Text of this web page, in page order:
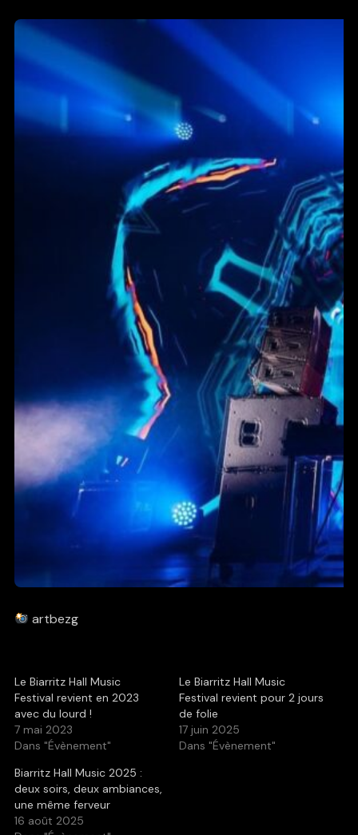
artbezg
Le Biarritz Hall Music
Festival revient en 2023
avec du lourd !
7 mai 2023
Dans "Évènement"
Le Biarritz Hall Music
Festival revient pour 2 jours
de folie
17 juin 2025
Dans "Évènement"
Biarritz Hall Music 2025 :
deux soirs, deux ambiances,
une même ferveur
16 août 2025